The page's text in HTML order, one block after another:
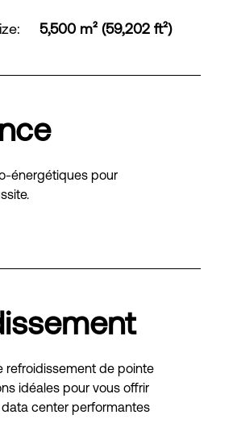
: 5,500 m² (59,202 ft²)
énergétiques pour
refroidissement de pointe
idéales pour vous offrir
center performantes